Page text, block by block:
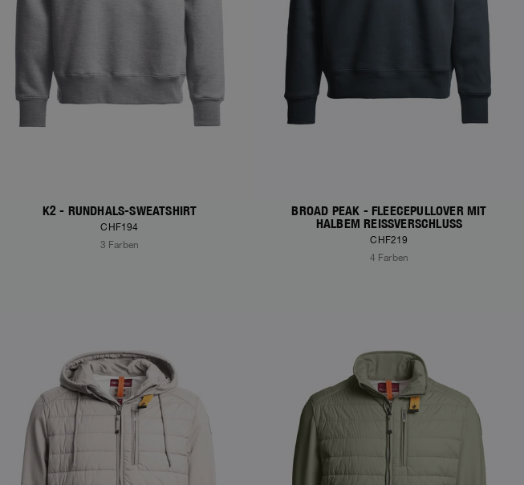
K2 - RUNDHALS-SWEATSHIRT
CHF194
3 Farben
BROAD PEAK - FLEECEPULLOVER MIT
HALBEM REISSVERSCHLUSS
CHF219
4 Farben